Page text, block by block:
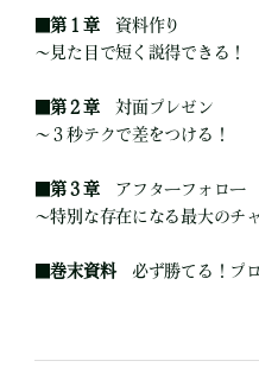
■第１章資料作り
～見た目で短く説得できる！
■第２章対面プレゼン
～３秒テクで差をつける！
■第３章アフターフォロー
～特別な存在になる最大のチ
■巻末資料必ず勝てる！プロ